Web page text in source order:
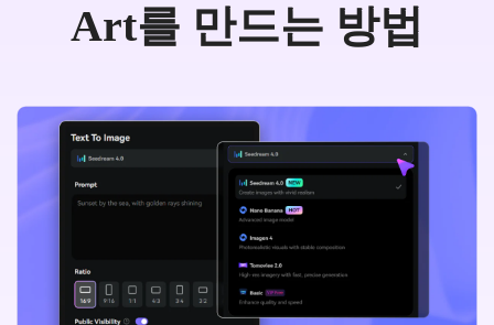
Art를 만드는 방법